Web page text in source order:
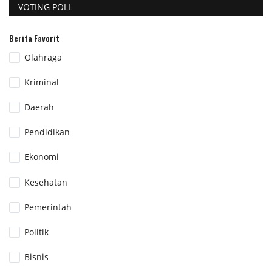
VOTING POLL
Berita Favorit
Olahraga
Kriminal
Daerah
Pendidikan
Ekonomi
Kesehatan
Pemerintah
Politik
Bisnis